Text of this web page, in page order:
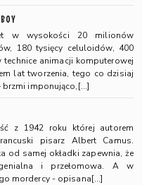
w wysokości 20 milionów
180 tysięcy celuloidów, 400
technice animacji komputerowej
lat tworzenia, tego co dzisiaj
brzmi imponująco,[…]
z 1942 roku której autorem
pisarz Albert Camus.
od samej okładki zapewnia, że
i przełomowa. A w
mordercy - opisana[…]